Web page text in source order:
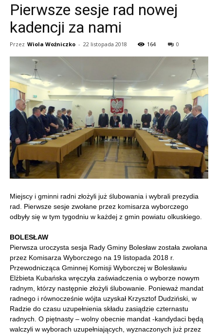
Pierwsze sesje rad nowej
kadencji za nami
Przez Wiola Woźniczko - 22 listopada 2018 164 0
Miejscy i gminni radni złożyli już ślubowania i wybrali prezydia
rad. Pierwsze sesje zwołane przez komisarza wyborczego
odbyły się w tym tygodniu w każdej z gmin powiatu olkuskiego.
BOLESŁAW
Pierwsza uroczysta sesja Rady Gminy Bolesław została zwołana
przez Komisarza Wyborczego na 19 listopada 2018 r.
Przewodnicząca Gminnej Komisji Wyborczej w Bolesławiu
Elżbieta Kubańska wręczyła zaświadczenia o wyborze nowym
radnym, którzy następnie złożyli ślubowanie. Ponieważ mandat
radnego i równocześnie wójta uzyskał Krzysztof Dudziński, w
Radzie do czasu uzupełnienia składu zasiądzie czternastu
radnych. O piętnasty – wolny obecnie mandat -kandydaci będą
walczyli w wyborach uzupełniających, wyznaczonych już przez